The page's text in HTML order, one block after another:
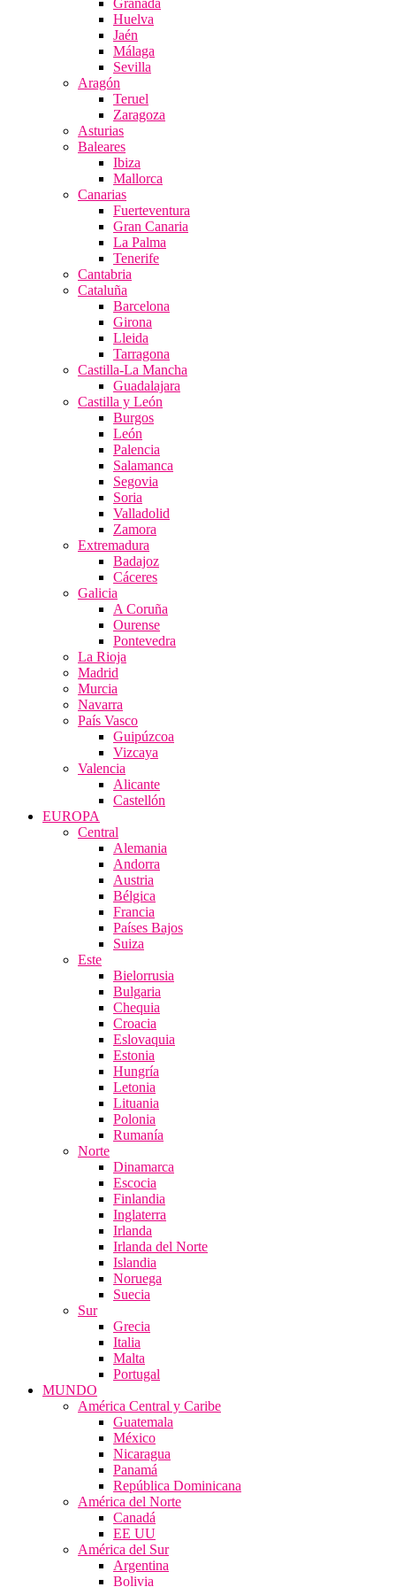
Granada
Huelva
Jaén
Málaga
Sevilla
Aragón
Teruel
Zaragoza
Asturias
Baleares
Ibiza
Mallorca
Canarias
Fuerteventura
Gran Canaria
La Palma
Tenerife
Cantabria
Cataluña
Barcelona
Girona
Lleida
Tarragona
Castilla-La Mancha
Guadalajara
Castilla y León
Burgos
León
Palencia
Salamanca
Segovia
Soria
Valladolid
Zamora
Extremadura
Badajoz
Cáceres
Galicia
A Coruña
Ourense
Pontevedra
La Rioja
Madrid
Murcia
Navarra
País Vasco
Guipúzcoa
Vizcaya
Valencia
Alicante
Castellón
EUROPA
Central
Alemania
Andorra
Austria
Bélgica
Francia
Países Bajos
Suiza
Este
Bielorrusia
Bulgaria
Chequia
Croacia
Eslovaquia
Estonia
Hungría
Letonia
Lituania
Polonia
Rumanía
Norte
Dinamarca
Escocia
Finlandia
Inglaterra
Irlanda
Irlanda del Norte
Islandia
Noruega
Suecia
Sur
Grecia
Italia
Malta
Portugal
MUNDO
América Central y Caribe
Guatemala
México
Nicaragua
Panamá
República Dominicana
América del Norte
Canadá
EE UU
América del Sur
Argentina
Bolivia